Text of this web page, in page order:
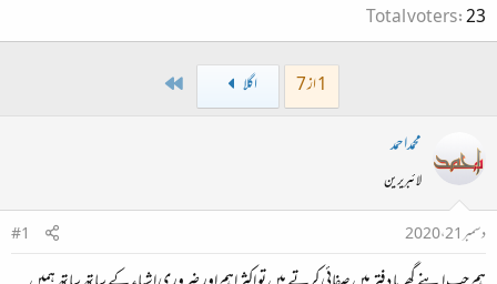
Total voters 23
1 از 7 اگلا
محمداحمد
لائبریرین
دسمبر 21، 2020
#1